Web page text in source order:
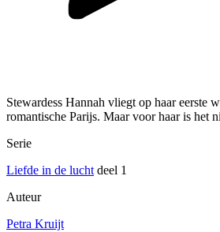
Stewardess Hannah vliegt op haar eerste
romantische Parijs. Maar voor haar is het
Serie
Liefde in de lucht deel 1
Auteur
Petra Kruijt